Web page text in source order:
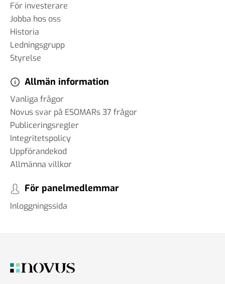
För investerare
Jobba hos oss
Historia
Ledningsgrupp
Styrelse
Allmän information
Vanliga frågor
Novus svar på ESOMARs 37 frågor
Publiceringsregler
Integritetspolicy
Uppförandekod
Allmänna villkor
För panelmedlemmar
Inloggningssida